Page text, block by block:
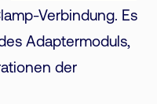
Verbindung. Es
Adaptermoduls,
der